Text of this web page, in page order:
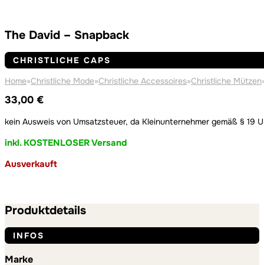
The David – Snapback
CHRISTLICHE CAPS
Home»Christliche Mode»Christliche Accessoires»Christliche Mützen
33,00 €
kein Ausweis von Umsatzsteuer, da Kleinunternehmer gemäß § 19
inkl. KOSTENLOSER Versand
Ausverkauft
Produktdetails
INFOS
Marke